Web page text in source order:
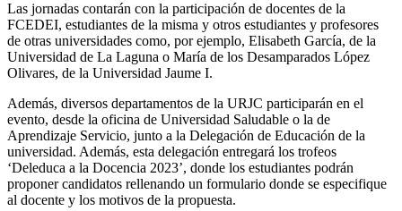
Las jornadas contarán con la participación de docentes de la
FCEDEI, estudiantes de la misma y otros estudiantes y profesores
de otras universidades como, por ejemplo, Elisabeth García, de la
Universidad de La Laguna o María de los Desamparados López
Olivares, de la Universidad Jaume I.
Además, diversos departamentos de la URJC participarán en el
evento, desde la oficina de Universidad Saludable o la de
Aprendizaje Servicio, junto a la Delegación de Educación de la
universidad. Además, esta delegación entregará los trofeos
‘Deleduca a la Docencia 2023’, donde los estudiantes podrán
proponer candidatos rellenando un formulario donde se especifique
al docente y los motivos de la propuesta.